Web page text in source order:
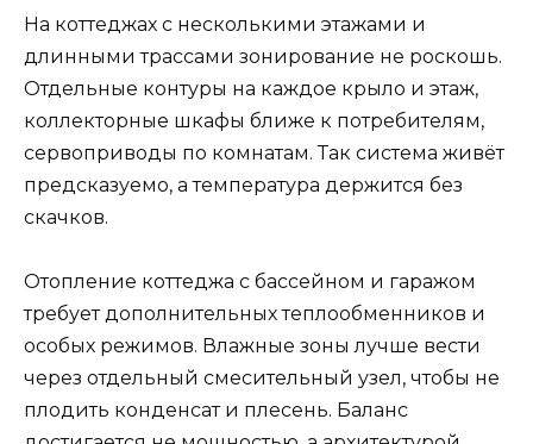
На коттеджах с несколькими этажами и
длинными трассами зонирование не роскошь.
Отдельные контуры на каждое крыло и этаж,
коллекторные шкафы ближе к потребителям,
сервоприводы по комнатам. Так система живёт
предсказуемо, а температура держится без
скачков.
Отопление коттеджа с бассейном и гаражом
требует дополнительных теплообменников и
особых режимов. Влажные зоны лучше вести
через отдельный смесительный узел, чтобы не
плодить конденсат и плесень. Баланс